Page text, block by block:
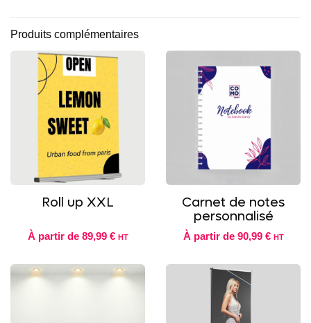
Produits complémentaires
Roll up XXL
À partir de 89,99 € HT
Carnet de notes
personnalisé
À partir de 90,99 € HT